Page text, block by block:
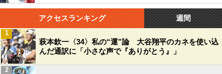
アクセスランキング 週間
萩本欽一〈34〉私の“運”論 大谷翔平のカネを使い込
んだ通訳に「小さな声で『ありがとう』」
1
2